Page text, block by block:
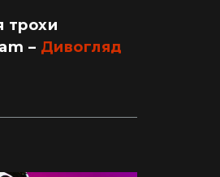
як кияни
трохи
– Дивогляд